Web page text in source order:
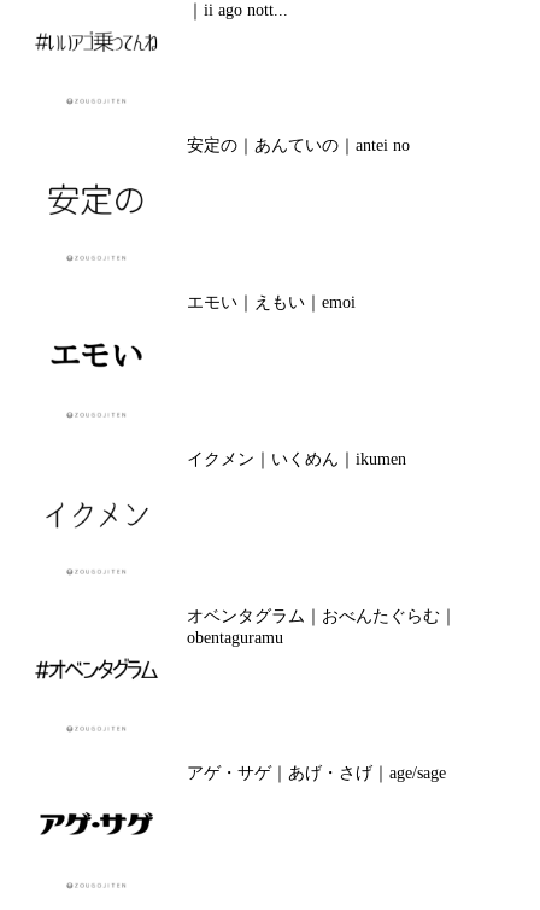
｜ii ago nott...
安定の｜あんていの｜antei no
エモい｜えもい｜emoi
イクメン｜いくめん｜ikumen
オベンタグラム｜おべんたぐらむ｜
obentaguramu
アゲ・サゲ｜あげ・さげ｜age/sage